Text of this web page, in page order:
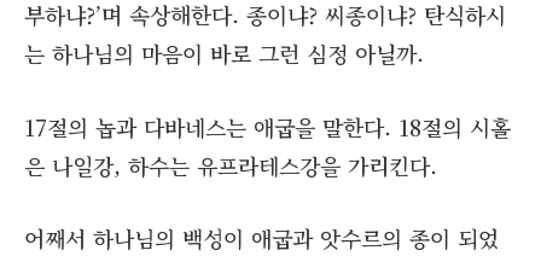
부하냐?’며 속상해한다. 종이냐? 씨종이냐? 탄식하시
는 하나님의 마음이 바로 그런 심정 아닐까.
17절의 놉과 다바네스는 애굽을 말한다. 18절의 시홀
은 나일강, 하수는 유프라테스강을 가리킨다.
어째서 하나님의 백성이 애굽과 앗수르의 종이 되었